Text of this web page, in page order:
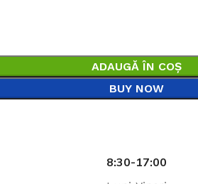
ADAUGĂ ÎN COȘ
BUY NOW
8:30-17:00